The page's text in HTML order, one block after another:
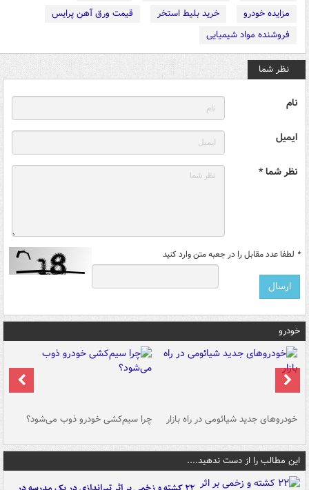
مزایده خودرو
خرید بلیط استخر
قیمت ورق آهن پرایس
فروشنده مواد شیمیایی
نظر شما
نام
ایمیل
نظر شما *
* لطفا عدد مقابل را در جعبه متن وارد کنید
خودرو
خودروهای جدید شیائومی در راه بازار چرا سیم‌کشی خودرو ذوب می‌شود؟
این مطالب را از دست ندهید....